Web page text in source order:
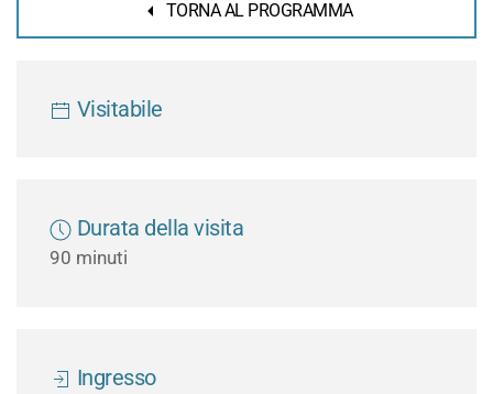
TORNA AL PROGRAMMA
Visitabile
Durata della visita
90 minuti
Ingresso